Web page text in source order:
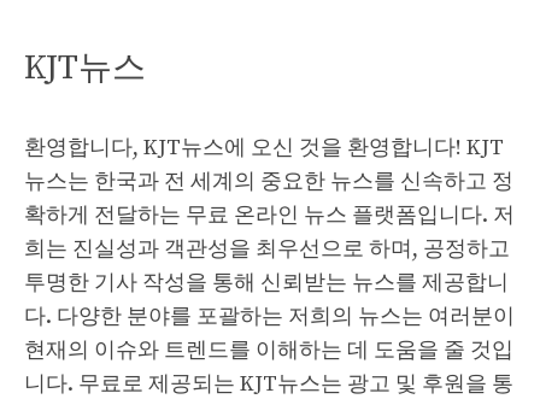
KJT뉴스
환영합니다, KJT뉴스에 오신 것을 환영합니다! KJT
뉴스는 한국과 전 세계의 중요한 뉴스를 신속하고 정
확하게 전달하는 무료 온라인 뉴스 플랫폼입니다. 저
희는 진실성과 객관성을 최우선으로 하며, 공정하고
투명한 기사 작성을 통해 신뢰받는 뉴스를 제공합니
다. 다양한 분야를 포괄하는 저희의 뉴스는 여러분이
현재의 이슈와 트렌드를 이해하는 데 도움을 줄 것입
니다. 무료로 제공되는 KJT뉴스는 광고 및 후원을 통